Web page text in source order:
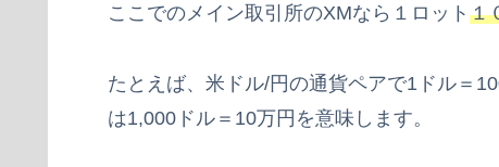
ここでのメイン取引所のXMなら１ロット １
たとえば、米ドル/円の通貨ペアで1ドル＝
は1,000ドル＝10万円を意味します。